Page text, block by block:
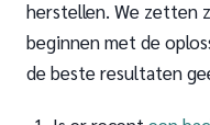
herstellen. We zetten
beginnen met de
de beste resultaten